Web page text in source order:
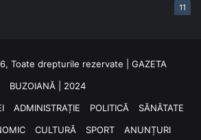
11
Toate drepturile rezervate | GAZETA
BUZOIANĂ | 2024
ADMINISTRAȚIE POLITICĂ
SĂNĂTATE
CULTURĂ SPORT ANUNȚURI